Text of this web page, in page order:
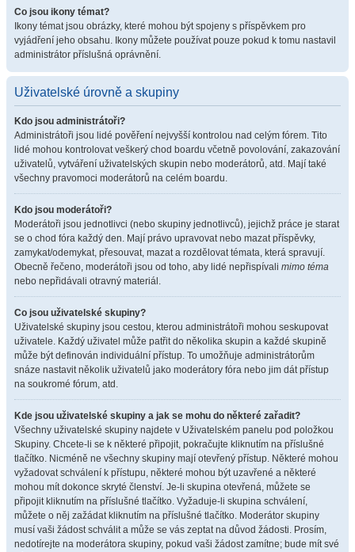
Co jsou ikony témat?
Ikony témat jsou obrázky, které mohou být spojeny s příspěvkem pro
vyjádření jeho obsahu. Ikony můžete používat pouze pokud k tomu nastavil
administrátor příslušná oprávnění.
Uživatelské úrovně a skupiny
Kdo jsou administrátoři?
Administrátoři jsou lidé pověření nejvyšší kontrolou nad celým fórem. Tito
lidé mohou kontrolovat veškerý chod boardu včetně povolování, zakazování
uživatelů, vytváření uživatelských skupin nebo moderátorů, atd. Mají také
všechny pravomoci moderátorů na celém boardu.
Kdo jsou moderátoři?
Moderátoři jsou jednotlivci (nebo skupiny jednotlivců), jejichž práce je starat
se o chod fóra každý den. Mají právo upravovat nebo mazat příspěvky,
zamykat/odemykat, přesouvat, mazat a rozdělovat témata, která spravují.
Obecně řečeno, moderátoři jsou od toho, aby lidé nepřispívali mimo téma
nebo nepřidávali otravný materiál.
Co jsou uživatelské skupiny?
Uživatelské skupiny jsou cestou, kterou administrátoři mohou seskupovat
uživatele. Každý uživatel může patřit do několika skupin a každé skupině
může být definován individuální přístup. To umožňuje administrátorům
snáze nastavit několik uživatelů jako moderátory fóra nebo jim dát přístup
na soukromé fórum, atd.
Kde jsou uživatelské skupiny a jak se mohu do některé zařadit?
Všechny uživatelské skupiny najdete v Uživatelském panelu pod položkou
Skupiny. Chcete-li se k některé připojit, pokračujte kliknutím na příslušné
tlačítko. Nicméně ne všechny skupiny mají otevřený přístup. Některé mohou
vyžadovat schválení k přístupu, některé mohou být uzavřené a některé
mohou mít dokonce skryté členství. Je-li skupina otevřená, můžete se
připojit kliknutím na příslušné tlačítko. Vyžaduje-li skupina schválení,
můžete o něj zažádat kliknutím na příslušné tlačítko. Moderátor skupiny
musí vaši žádost schválit a může se vás zeptat na důvod žádosti. Prosím,
nedotírejte na moderátora skupiny, pokud vaši žádost zamítne; bude mít své